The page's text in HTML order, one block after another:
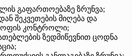
გაფართოებაზე ზრუნვა;
შეკვეთების მიღება და
კონტროლი;
ზედმიწევნით ცოდნა